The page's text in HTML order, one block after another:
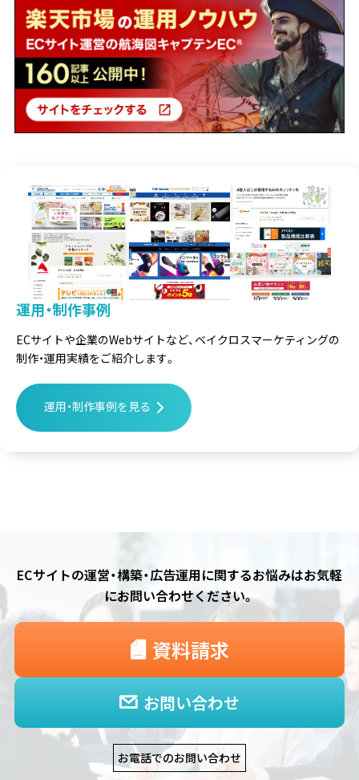
運用・制作事例
ECサイトや企業のWebサイトなど、 ベイクロスマーケティングの
制作・運用実績をご紹介します。
運用・制作事例を見る
ECサイトの運営・構築・広告運用に関するお悩みはお気軽
にお問い合わせください。
お問い合わせ
資料請求
お電話でのお問い合わせ